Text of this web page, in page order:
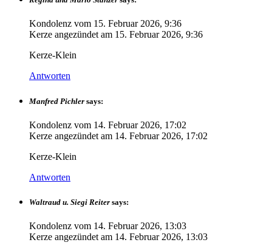
Kondolenz vom 15. Februar 2026, 9:36
Kerze angezündet am 15. Februar 2026, 9:36
Kerze-Klein
Antworten
Manfred Pichler says:
Kondolenz vom 14. Februar 2026, 17:02
Kerze angezündet am 14. Februar 2026, 17:02
Kerze-Klein
Antworten
Waltraud u. Siegi Reiter says:
Kondolenz vom 14. Februar 2026, 13:03
Kerze angezündet am 14. Februar 2026, 13:03